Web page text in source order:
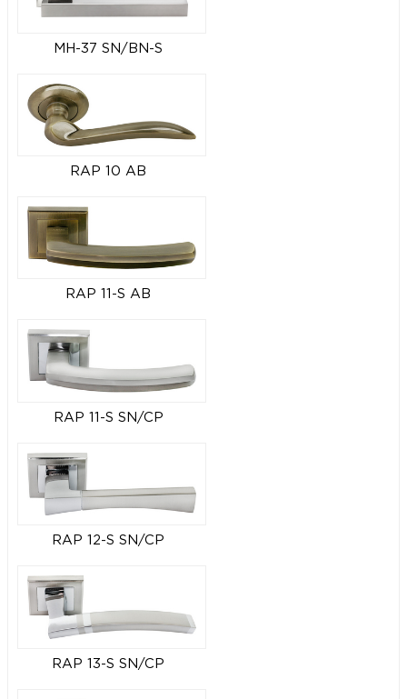
MH-37 SN/BN-S
RAP 10 AB
RAP 11-S AB
RAP 11-S SN/CP
RAP 12-S SN/CP
RAP 13-S SN/CP